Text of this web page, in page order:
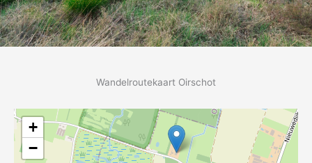
Wandelroutekaart Oirschot
+
−